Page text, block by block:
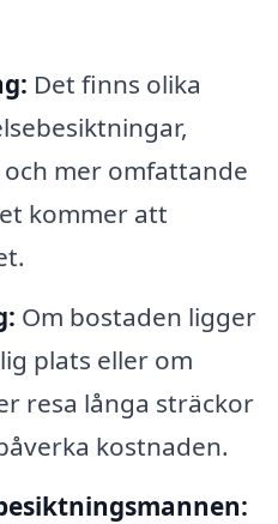
Det finns olika
mer omfattande
kommer att
Om bostaden ligger
plats eller om
resa långa sträckor
kostnaden.